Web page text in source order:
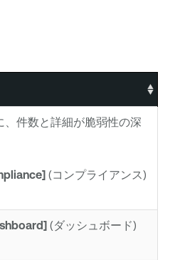
件数と詳細が脆弱性の深
(コンプライアンス)
(ダッシュボード)